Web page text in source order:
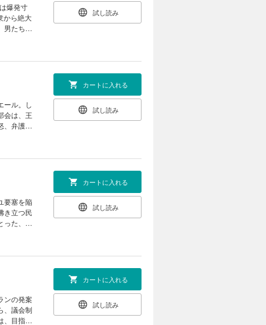
爆発寸
から絶大
男たちの
試し読み
ール。し
会は、王
、弁護士
カートに入れる
試し読み
要塞を陥
き立つ民
った、大
カートに入れる
試し読み
ンの発案
、議会制
、目指す
カートに入れる
試し読み